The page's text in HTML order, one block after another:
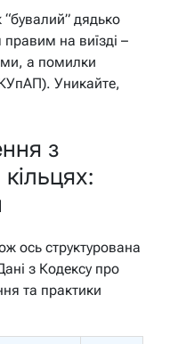
дядько
правим на виїзді –
а помилки
Уникайте,
з
ось структурована
з Кодексу про
та практики